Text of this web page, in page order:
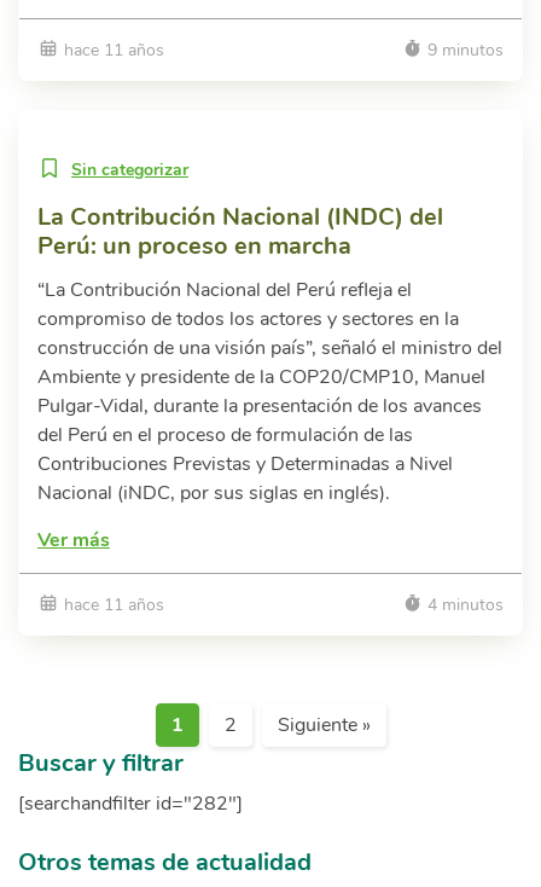
hace 11 años 9 minutos
Sin categorizar
La Contribución Nacional (INDC) del
Perú: un proceso en marcha
“La Contribución Nacional del Perú refleja el
compromiso de todos los actores y sectores en la
construcción de una visión país”, señaló el ministro del
Ambiente y presidente de la COP20/CMP10, Manuel
Pulgar-Vidal, durante la presentación de los avances
del Perú en el proceso de formulación de las
Contribuciones Previstas y Determinadas a Nivel
Nacional (iNDC, por sus siglas en inglés).
Ver más
hace 11 años 4 minutos
1 2 Siguiente »
Buscar y filtrar
[searchandfilter id="282"]
Otros temas de actualidad